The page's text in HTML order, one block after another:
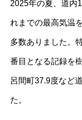
2025年の夏、道内
れまでの最高気温
多数ありました。
番目となる記録を
呂間町37.9度など
た。